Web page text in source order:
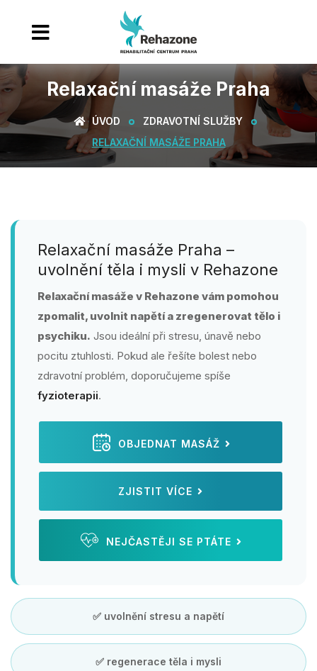
Relaxační masáže Praha
ÚVOD
ZDRAVOTNÍ SLUŽBY
RELAXAČNÍ MASÁŽE PRAHA
Relaxační masáže Praha –
uvolnění těla i mysli v Rehazone
Relaxační masáže v Rehazone vám pomohou
zpomalit, uvolnit napětí a zregenerovat tělo i
psychiku. Jsou ideální při stresu, únavě nebo
pocitu ztuhlosti. Pokud ale řešíte bolest nebo
zdravotní problém, doporučujeme spíše
fyzioterapii.
OBJEDNAT MASÁŽ
ZJISTIT VÍCE
NEJČASTĚJI SE PTÁTE
✅ uvolnění stresu a napětí
✅ regenerace těla i mysli